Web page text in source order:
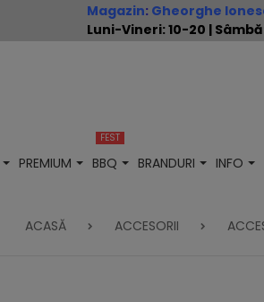
Magazin: Gheorghe
Luni-Vineri: 10-20 |
PREMIUM BBQ
FEST
BRANDURI INFO
ACASĂ ACCESORII